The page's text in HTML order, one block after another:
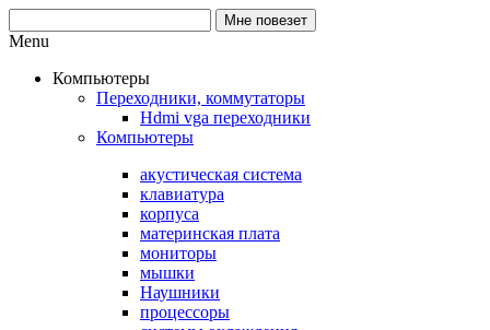
Menu
Компьютеры
Переходники, коммутаторы
Hdmi vga переходники
Компьютеры
акустическая система
клавиатура
корпуса
материнская плата
мониторы
мышки
Наушники
процессоры